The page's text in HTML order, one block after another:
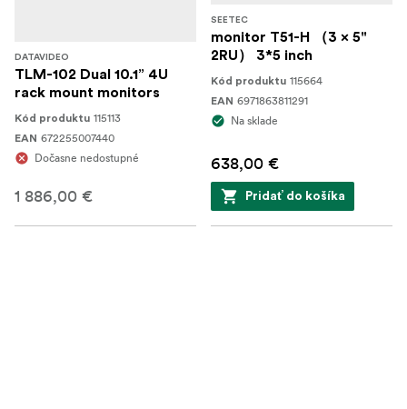
DATAVIDEO
TLM-102 Dual 10.1” 4U
rack mount monitors
Kód produktu 115113
EAN 672255007440
Dočasne nedostupné
1 886,00 €
SEETEC
monitor T51-H （3 x 5"
2RU） 3*5 inch
Kód produktu 115664
EAN 6971863811291
Na sklade
638,00 €
Pridať do košíka